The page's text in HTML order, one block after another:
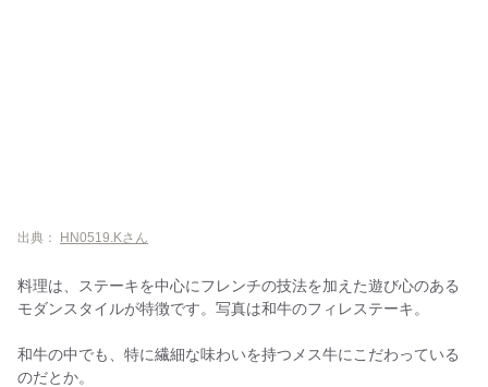
出典： HN0519.Kさん
料理は、ステーキを中心にフレンチの技法を加えた遊び心のある
モダンスタイルが特徴です。写真は和牛のフィレステーキ。
和牛の中でも、特に繊細な味わいを持つメス牛にこだわっている
のだとか。